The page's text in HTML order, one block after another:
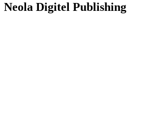
Neola Digitel Publishing